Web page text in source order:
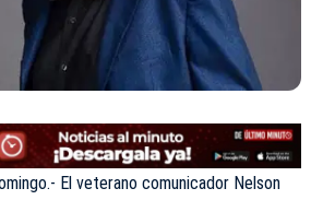
El veterano comunicador Nelson